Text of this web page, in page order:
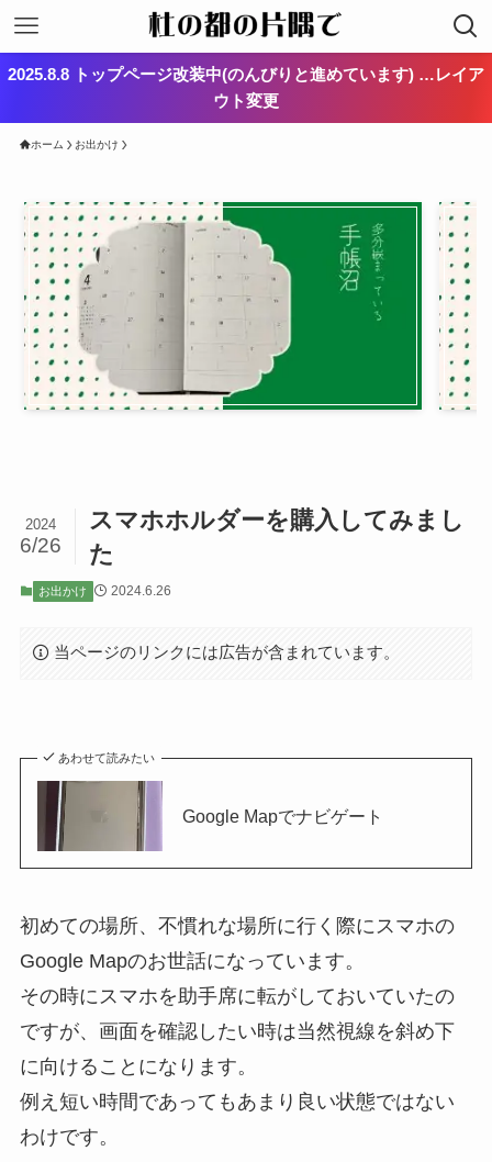
2025.8.8 トップページ改装中(のんびりと進めています) …レイア
ウト変更
ホーム お出かけ
スマホホルダーを購入してみまし
た
2024
6/26
お出かけ 2024.6.26
当ページのリンクには広告が含まれています。
あわせて読みたい
Google Mapでナビゲート
初めての場所、不慣れな場所に行く際にスマホの
Google Mapのお世話になっています。
その時にスマホを助手席に転がしておいていたの
ですが、画面を確認したい時は当然視線を斜め下
に向けることになります。
例え短い時間であってもあまり良い状態ではない
わけです。